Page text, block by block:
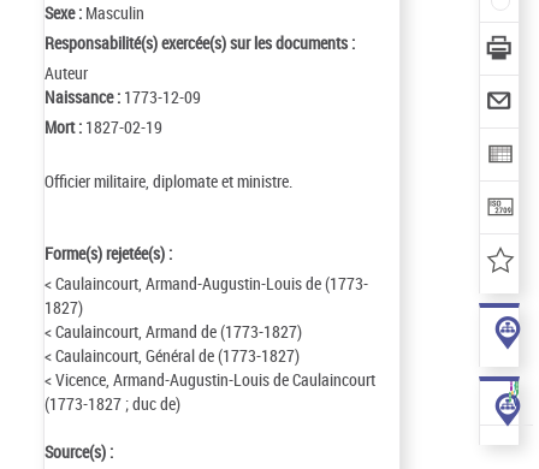
Sexe : Masculin
Responsabilité(s) exercée(s) sur les documents :
Auteur
Naissance : 1773-12-09
Mort : 1827-02-19
Officier militaire, diplomate et ministre.
Forme(s) rejetée(s) :
< Caulaincourt, Armand-Augustin-Louis de (1773-
1827)
< Caulaincourt, Armand de (1773-1827)
< Caulaincourt, Général de (1773-1827)
< Vicence, Armand-Augustin-Louis de Caulaincourt
(1773-1827 ; duc de)
Source(s) :